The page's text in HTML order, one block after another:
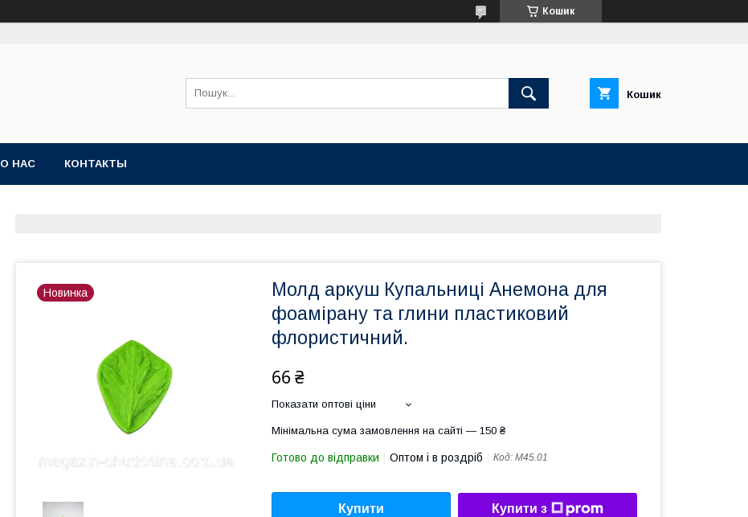
Кошик
Кошик
О НАС КОНТАКТЫ
Новинка
Молд аркуш Купальниці Анемона для
фоамірану та глини пластиковий
флористичний.
66 ₴
Показати оптові ціни
Мінімальна сума замовлення на сайті — 150 ₴
Готово до відправки Оптом і в роздріб Код: М45.01
Купити Купити з